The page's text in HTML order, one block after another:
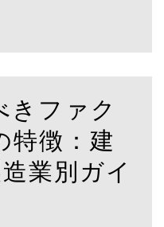
きファク
特徴：建
業別ガイ